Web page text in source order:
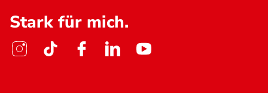
Stark für mich.